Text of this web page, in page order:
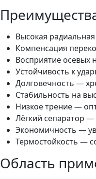
Высокая
Компенсация
Восприятие осевых
Устойчивость к
Долговечность —
Стабильность на
Низкое трение —
Лёгкий сепаратор
Экономичность —
Термостойкость —
Область